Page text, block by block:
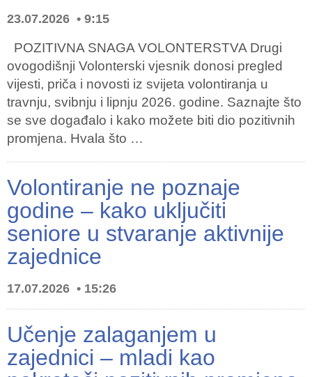
23.07.2026 9:15
POZITIVNA SNAGA VOLONTERSTVA Drugi
ovogodišnji Volonterski vjesnik donosi pregled
vijesti, priča i novosti iz svijeta volontiranja u
travnju, svibnju i lipnju 2026. godine. Saznajte što
se sve događalo i kako možete biti dio pozitivnih
promjena. Hvala što …
Volontiranje ne poznaje
godine – kako uključiti
seniore u stvaranje aktivnije
zajednice
17.07.2026 15:26
Učenje zalaganjem u
zajednici – mladi kao